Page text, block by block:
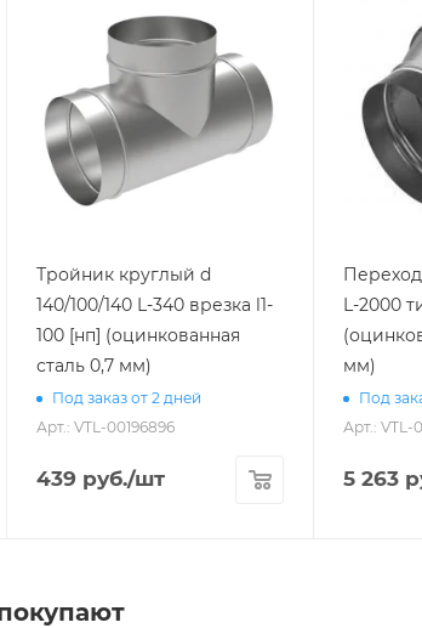
Тройник круглый d
140/100/140 L-340 врезка l1-
100 [нп] (оцинкованная
сталь 0,7 мм)
Под заказ от 2 дней
Арт.: VTL-00196896
439 руб./шт
L-2000
мм)
Под
Арт.: VTL-
5 263